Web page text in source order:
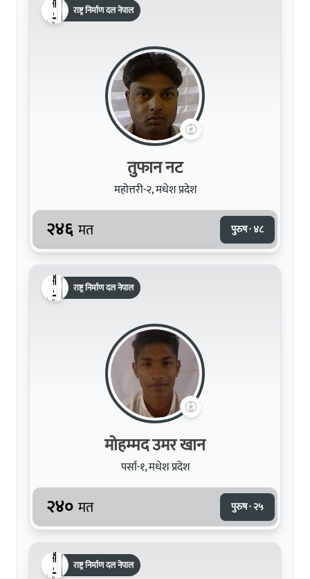
राष्ट्र निर्माण दल नेपाल
तुफान नट
महोत्तरी-२, मधेश प्रदेश
२४६ मत पुरुष · ४८
राष्ट्र निर्माण दल नेपाल
मोहम्मद उमर खान
पर्सा-१, मधेश प्रदेश
२४० मत पुरुष · २५
राष्ट्र निर्माण दल नेपाल